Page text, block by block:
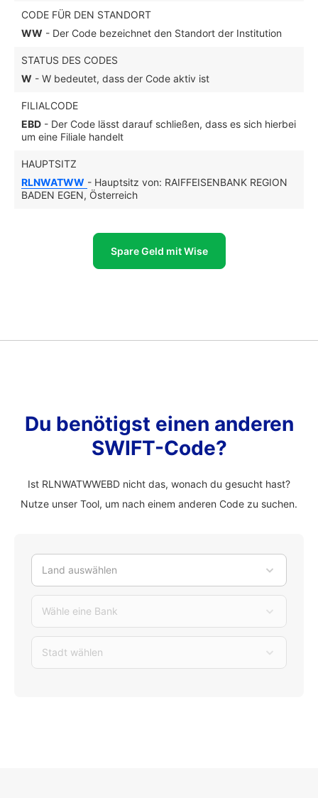
CODE FÜR DEN STANDORT
WW - Der Code bezeichnet den Standort der Institution
STATUS DES CODES
W - W bedeutet, dass der Code aktiv ist
FILIALCODE
EBD - Der Code lässt darauf schließen, dass es sich hierbei
um eine Filiale handelt
HAUPTSITZ
RLNWATWW - Hauptsitz von: RAIFFEISENBANK REGION
BADEN EGEN, Österreich
Spare Geld mit Wise
Du benötigst einen anderen
SWIFT-Code?
Ist RLNWATWWEBD nicht das, wonach du gesucht hast?
Nutze unser Tool, um nach einem anderen Code zu suchen.
Land auswählen
Wähle eine Bank
Stadt wählen